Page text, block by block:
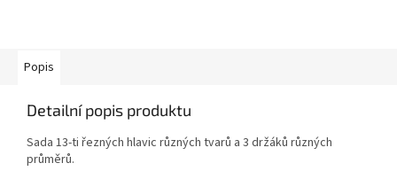
Popis
Detailní popis produktu
Sada 13-ti řezných hlavic různých tvarů a 3 držáků různých
průměrů.